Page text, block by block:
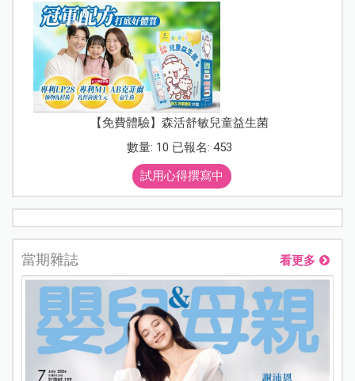
【免費體驗】森活舒敏兒童益生菌
數量: 10 已報名: 453
試用心得撰寫中
當期雜誌 看更多